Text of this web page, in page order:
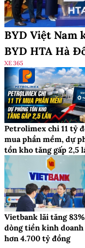
BYD Việt Nam
BYD HTA Hà
XE 365
Petrolimex chi 11 tỷ
mua phần mềm, dự
tồn kho tăng gấp 2,5
Vietbank lãi tăng
dòng tiền kinh doanh
hơn 4.700 tỷ đồng